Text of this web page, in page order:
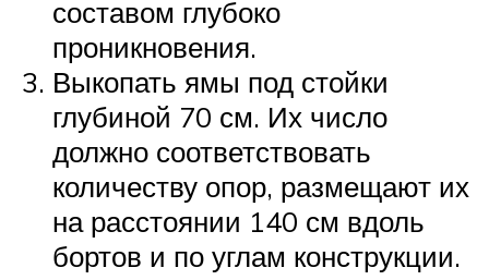
составом глубоко
проникновения.
Выкопать ямы под стойки
глубиной 70 см. Их число
должно соответствовать
количеству опор, размещают их
на расстоянии 140 см вдоль
бортов и по углам конструкции.